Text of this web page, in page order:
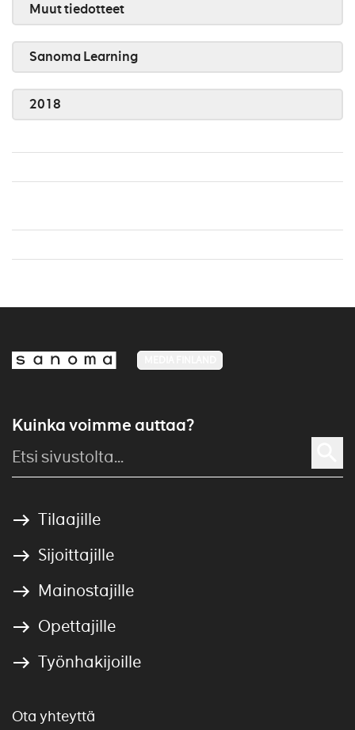
Muut tiedotteet
Sanoma Learning
2018
Kuinka voimme auttaa?
Tilaajille
Sijoittajille
Mainostajille
Opettajille
Työnhakijoille
Ota yhteyttä